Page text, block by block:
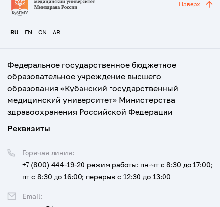
RU EN CN AR
Наверх
Федеральное государственное бюджетное
образовательное учреждение высшего
образования «Кубанский государственный
медицинский университет» Министерства
здравоохранения Российской Федерации
Реквизиты
Горячая линия:
+7 (800) 444-19-20 режим работы: пн-чт с 8:30 до 17:00;
пт с 8:30 до 16:00; перерыв с 12:30 до 13:00
Email: